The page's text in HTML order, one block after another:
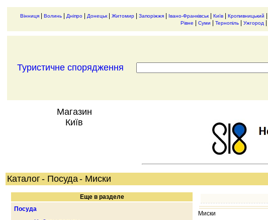
Вінниця Волинь Дніпро Донецьк| Житомир Запоріжжя Івано-Франківськ| Київ Кропивницький
Рівне Суми Тернопіль Ужгород
Туристичне спорядження
Магазин
Київ
Каталог - Посуда- Миски
Еще в разделе
Посуда
Миски